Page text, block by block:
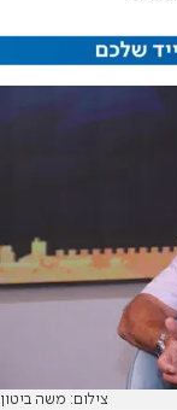
צילום: משה ביטון